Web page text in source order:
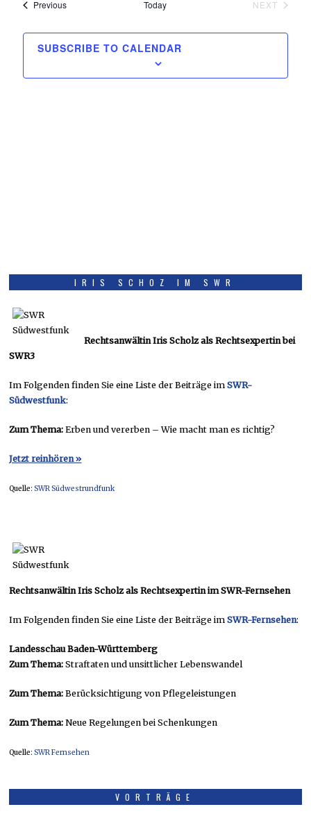
and
Views
PreviousEvents Today
NEXT
SUBSCRIBE TO CALENDAR
IRIS SCHOZ IM SWR
Rechtsanwältin Iris Scholz als Rechtsexpertin bei
SWR3
Im Folgenden finden Sie eine Liste der Beiträge imSWR-
Südwestfunk:
Zum Thema: Erben und vererben – Wie macht man es richtig?
Jetzt reinhören »
Quelle:SWR Südwestrundfunk
Rechtsanwältin Iris Scholz als Rechtsexpertin im SWR-Fernsehen
Im Folgenden finden Sie eine Liste der Beiträge imSWR-Fernsehen:
Landesschau Baden-Württemberg
Zum Thema: Straftaten und unsittlicher Lebenswandel
Zum Thema: Berücksichtigung von Pflegeleistungen
Zum Thema: Neue Regelungen bei Schenkungen
Quelle:SWR Fernsehen
VORTRÄGE